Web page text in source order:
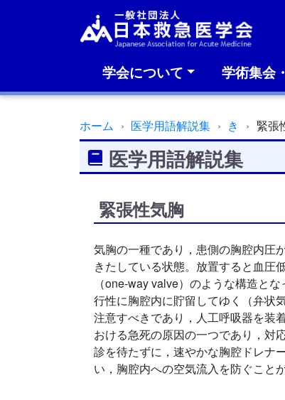
学会について 学術集会
ホーム 医学用語解説集 き 緊張
医学用語解説集
緊張性気胸
気胸の一種であり，患側の胸腔内圧
きたしている状態。放置すると血圧
（one-way valve）のような構造と
行性に胸腔内に貯留してゆく（弁状
注意すべきであり，人工呼吸器を装
おける急死の原因の一つであり，対
診を待たずに，速やかな胸腔ドレナ
い，胸腔内への空気流入を防ぐこと